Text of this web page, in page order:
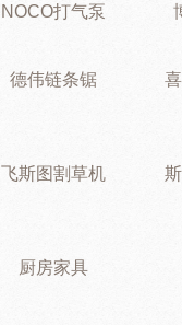
NOCO打气泵
德伟链条锯
飞斯图割草机
厨房家具